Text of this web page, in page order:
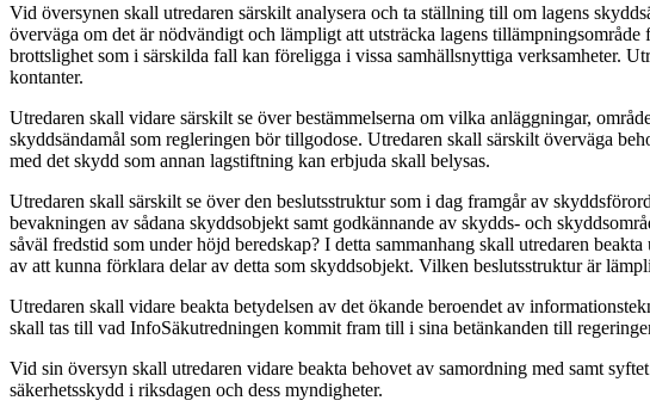
Vid översynen skall utredaren särskilt analysera och ta ställning till om lagens
överväga om det är nödvändigt och lämpligt att utsträcka lagens
brottslighet som i särskilda fall kan föreligga i vissa samhällsnyttiga verksamheter.
kontanter.
Utredaren skall vidare särskilt se över bestämmelserna om vilka anläggningar,
skyddsändamål som regleringen bör tillgodose. Utredaren skall särskilt överväga
med det skydd som annan lagstiftning kan erbjuda skall belysas.
Utredaren skall särskilt se över den beslutsstruktur som i dag framgår av
bevakningen av sådana skyddsobjekt samt godkännande av skydds- och
såväl fredstid som under höjd beredskap? I detta sammanhang skall utredaren
av att kunna förklara delar av detta som skyddsobjekt. Vilken beslutsstruktur är
Utredaren skall vidare beakta betydelsen av det ökande beroendet av
skall tas till vad InfoSäkutredningen kommit fram till i sina betänkanden till
Vid sin översyn skall utredaren vidare beakta behovet av samordning med samt
säkerhetsskydd i riksdagen och dess myndigheter.